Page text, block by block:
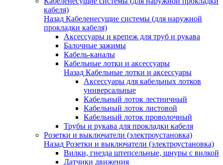
кабеля)
Назад Кабеленесущие системы (для наружной
прокладки кабеля)
Аксессуары и крепеж для труб и рукава
Балочные зажимы
Кабель-каналы
Кабельные лотки и аксессуары
Назад Кабельные лотки и аксессуары
Аксессуары для кабельных лотков
универсальные
Кабельный лоток лестничный
Кабельный лоток листовой
Кабельный лоток проволочный
Трубы и рукава для прокладки кабеля
Розетки и выключатели (электроустановка)
Назад Розетки и выключатели (электроустановка)
Вилки, гнезда штепсельные, шнуры с вилкой
Датчики движения